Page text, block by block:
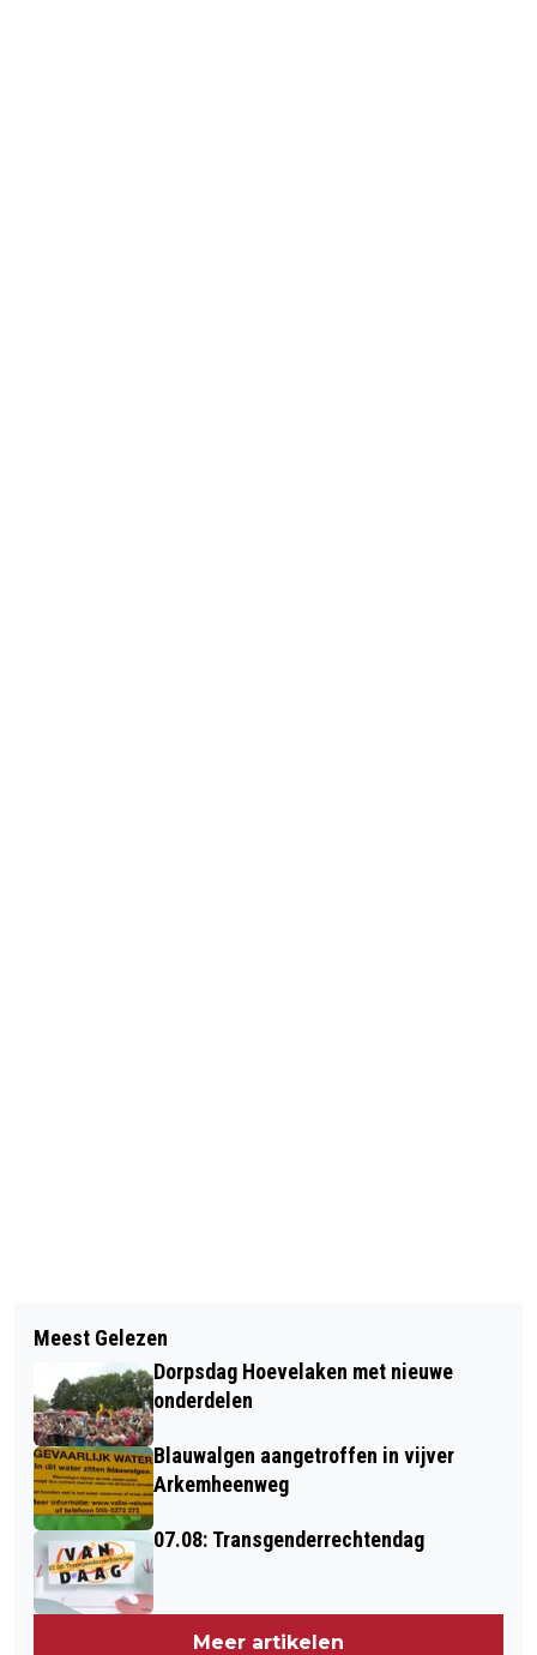
NOORDERLICHT VANAF ZEEDIJK TE
INGEZONDEN BRIEF: IK DRAAG EEN
LITTEKEN MET ME MEE
Meest Gelezen
Dorpsdag Hoevelaken met nieuwe
onderdelen
Blauwalgen aangetroffen in vijver
Arkemheenweg
07.08: Transgenderrechtendag
Meer artikelen